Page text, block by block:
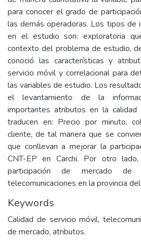
para conocer el grado de
las demás operadoras. Los tipos de
en el estudio son: exploratoria
contexto del problema de estudio,
conoció las características y
servicio móvil y correlacional para
las variables de estudio. Los
el levantamiento de la
importantes atributos en la
traducen en: Precio por minuto,
cliente, de tal manera que se
que conllevan a mejorar la
CNT-EP en Carchi. Por otro
participación de mercado de
telecomunicaciones en la provincia
Keywords
Calidad de servicio móvil,
de mercado, atributos.